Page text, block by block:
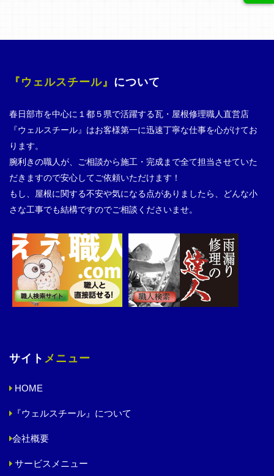
『ウェルスチール』 について
春日部市を中心に１都５県で活躍する瓦・屋根修理職人直営店
『ウェルスチール』はお客様第一に迅速丁寧な仕事を心がけてお
ります。
腕利きの職人が、ご相談から施工・完成まで全て担当させていた
だきますので安心してご依頼いただけます！
もし、屋根に関する不安や気になる点がありましたら、どんな小
さな工事でも結構ですのでご相談くださいませ。
サイト メニュー
HOME
『ウェルスチール』について
会社概要
サービスメニュー